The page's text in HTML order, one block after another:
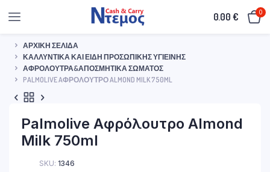
0.00€ 0
ΑΡΧΙΚΉ ΣΕΛΊΔΑ
ΚΑΛΛΥΝΤΙΚΆ ΚΑΙ ΕΊΔΗ ΠΡΟΣΩΠΙΚΉΣ ΥΓΙΕΙΝΉΣ
ΑΦΡΌΛΟΥΤΡΑ&ΑΠΟΣΜΗΤΙΚΆ ΣΏΜΑΤΟΣ
PALMOLIVE AΦΡΌΛΟΥΤΡΟ ALMOND MILK 750ML
Palmolive Aφρόλουτρο Almond
Milk 750ml
SKU: 1346